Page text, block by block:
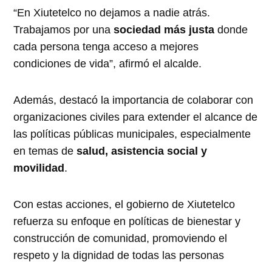
“En Xiutetelco no dejamos a nadie atrás.
Trabajamos por unasociedad más justa donde
cada persona tenga acceso a mejores
condiciones de vida”, afirmó el alcalde.
Además, destacó la importancia de colaborar con
organizaciones civiles para extender el alcance de
las políticas públicas municipales, especialmente
en temas desalud, asistencia social y
movilidad.
Con estas acciones, el gobierno de Xiutetelco
refuerza su enfoque en políticas de bienestar y
construcción de comunidad, promoviendo el
respeto y la dignidad de todas las personas